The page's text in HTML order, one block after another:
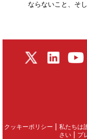
ならないこと、そ
クッキーポリシー | 私たちは
さい | プ